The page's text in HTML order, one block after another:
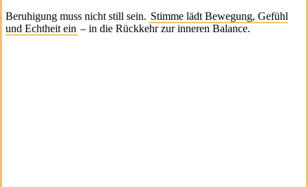
Beruhigung muss nicht still sein. Stimme lädt Bewegung, Gefühl
und Echtheit ein – in die Rückkehr zur inneren Balance.